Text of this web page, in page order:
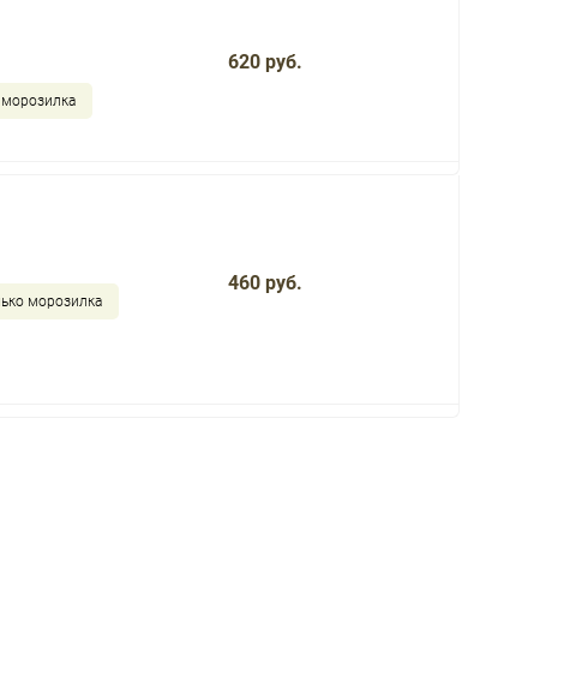
морозилка
620 руб.
морозилка
460 руб.